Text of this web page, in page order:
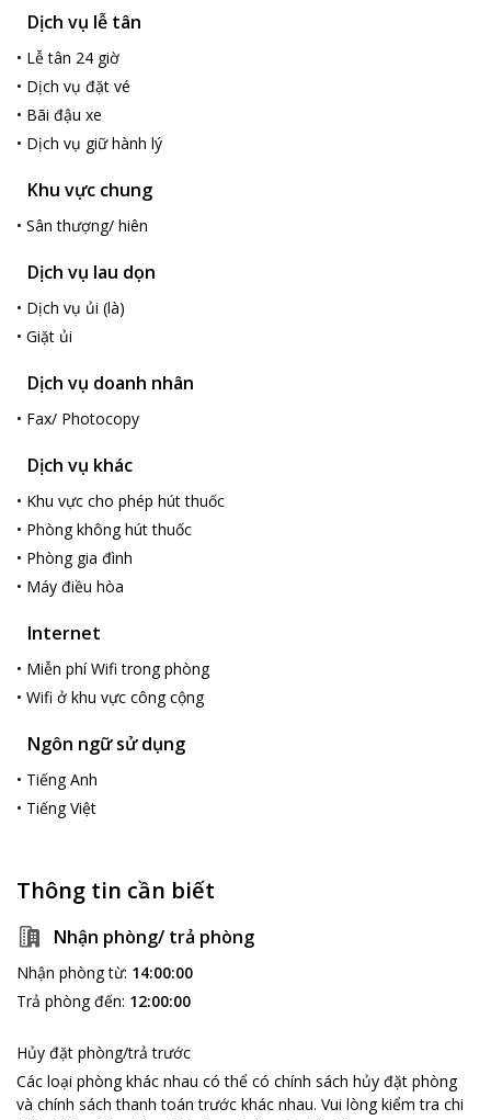
Dịch vụ lễ tân
• Lễ tân 24 giờ
• Dịch vụ đặt vé
• Bãi đậu xe
• Dịch vụ giữ hành lý
Khu vực chung
• Sân thượng/ hiên
Dịch vụ lau dọn
• Dịch vụ ủi (là)
• Giặt ủi
Dịch vụ doanh nhân
• Fax/ Photocopy
Dịch vụ khác
• Khu vực cho phép hút thuốc
• Phòng không hút thuốc
• Phòng gia đình
• Máy điều hòa
Internet
• Miễn phí Wifi trong phòng
• Wifi ở khu vực công cộng
Ngôn ngữ sử dụng
• Tiếng Anh
• Tiếng Việt
Thông tin cần biết
Nhận phòng/ trả phòng
Nhận phòng từ: 14:00:00
Trả phòng đến: 12:00:00
Hủy đặt phòng/trả trước
Các loại phòng khác nhau có thể có chính sách hủy đặt phòng
và chính sách thanh toán trước khác nhau. Vui lòng kiểm tra chi